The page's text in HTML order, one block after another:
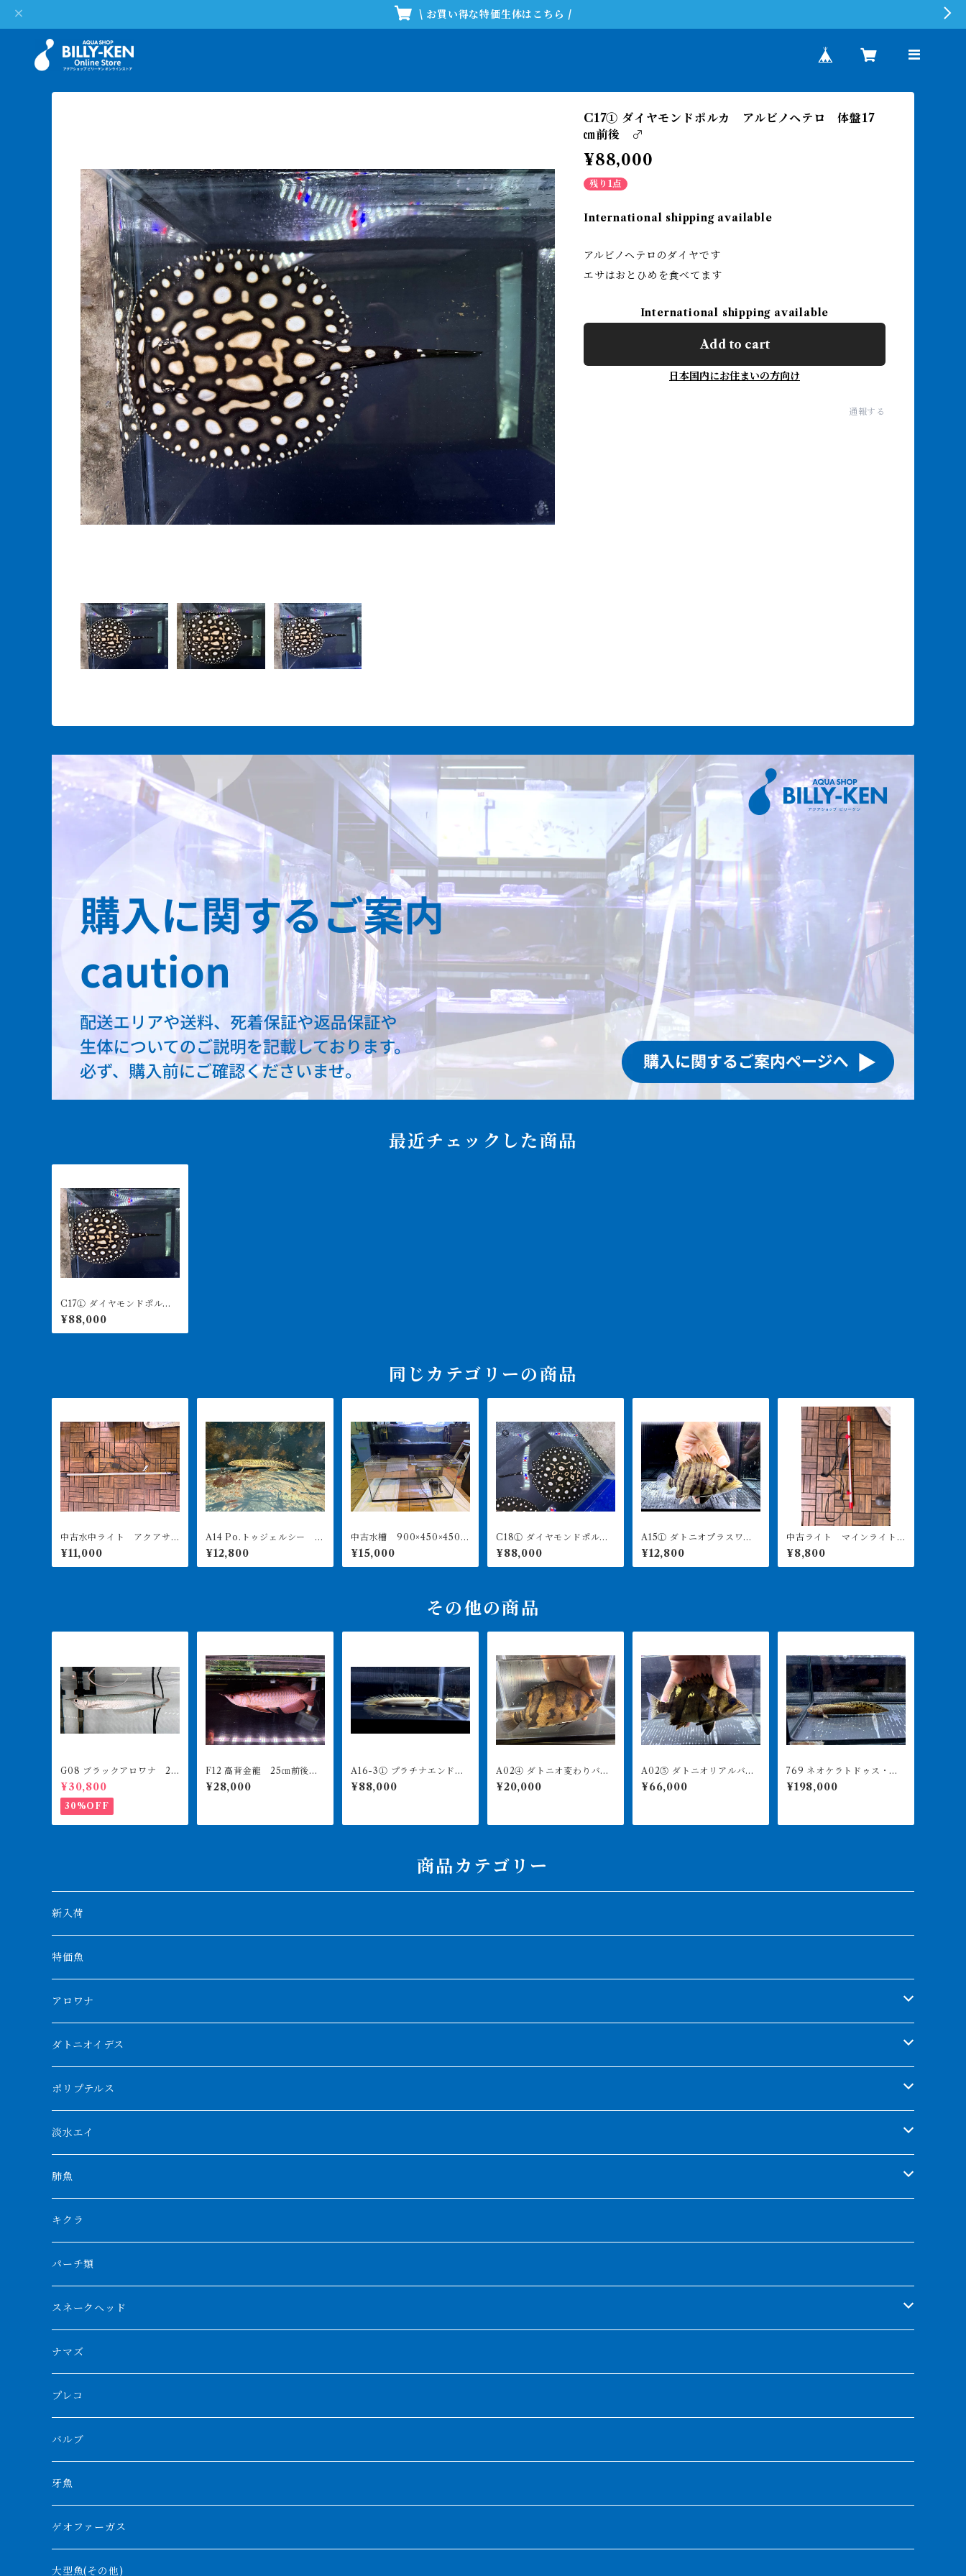
\ お買い得な特価生体はこちら /
C17① ダイヤモンドポルカ アルビノヘテロ 体盤17
㎝前後 ♂
¥88,000
残り1点
International shipping available
アルビノヘテロのダイヤです
エサはおとひめを食べてます
International shipping available
Add to cart
日本国内にお住まいの方向け
通報する
最近チェックした商品
C17① ダイヤモンドポル
カ アルビノヘテロ 体盤1
7㎝前後 ♂
¥88,000
同じカテゴリーの商品
中古水中ライト アクアサ
ンライト1200 使用3ヶ月美
品
¥11,000
A14 Po.トゥジェルシー 2
0㎝前後
¥12,800
中古水槽 900×450×450ア
クリル水槽 上部濾過セッ
ト
¥15,000
C18① ダイヤモンドポル
カ アルビノヘテロ 体盤1
6㎝前後 ♀
¥88,000
A15① ダトニオプラスワ
ン 変わりバンド 12㎝前
後
¥12,800
中古ライト マインライト
900用 美品 引き取り限定
¥8,800
その他の商品
G08 ブラックアロワナ 27
㎝前後 人工飼料食べます
¥30,800
30%OFF
F12 高背金龍 25㎝前後 2
60-001313 買取個体
¥28,000
A16-3① プラチナエンドリ
ケリー 16㎝前後 4月29
日輸入
¥88,000
A02④ ダトニオ変わりバン
ド 23.5㎝前後 買取個体
¥20,000
A02⑤ ダトニオリアルバン
ド 16㎝前後 おとひめ食
べます
¥66,000
769 ネオケラトドゥス・フ
ォルステリ 17㎝前後 ブ
リスベンリバー 証明書あ
¥198,000
商品カテゴリー
新入荷
特価魚
アロワナ
クンパイ
アブソリュートレッド
AGUS スーパーレッドF4
特殊アロワナ
厳選 過背金龍
フルゴールデンクロスバック
ブルーベースクロスバック
BILLY-KENオリジナルブランド紅龍
チョッパーレッド
ブルレッド
その他アジアアロワナ
特殊個体
紅龍
シルバーアロワナ
ブラックアロワナ
ノーザンバラムンディ
その他アロワナ
ダトニオイデス
シャムタイガー
特殊ダトニオ
ダトニオプラスワン
リアルバンド
フォークバンド
フォーバータイガー
メニーバータイガー
ニューギニアダトニオ
ポリプテルス
モンスターポリプ
特殊ポリプ
プラチナ個体
ショート個体
ハイブリッドポリプ
エンドリケリー
ギニア
ナイジェリア
ナイルビチャー
ナポレオンビチャー
バロ川
ビキールビキール
トゥルカナ湖
オモ川
タンガニーカビチャー
アンソルギー
コウロントン
ラプラディ
ギニア
コンギクス
淡水エイ
シナガワダイヤ
ダイヤモンドポルカ
クロコダイル
その他淡水エイ
肺魚
ネオケラ
その他肺魚
キクラ
パーチ類
スネークヘッド
チャンナバルカ
大型スネークヘッド
中型スネークヘッド
小型スネークヘッド
ナマズ
プレコ
バルブ
牙魚
ゲオファーガス
大型魚(その他)